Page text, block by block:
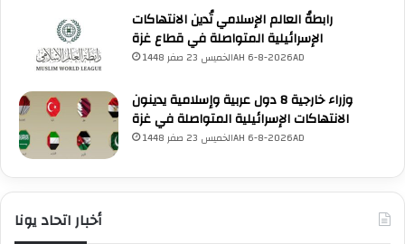
رابطةُ العالم الإسلامي تُدين الانتهاكات
الإسرائيلية المتواصلة في قطاع غزة
الخميس 23 صفر 1448AH 6-8-2026AD
وزراء خارجية 8 دول عربية وإسلامية يدينون
الانتهاكات الإسرائيلية المتواصلة في غزة
الخميس 23 صفر 1448AH 6-8-2026AD
أخبار اتحاد يونا